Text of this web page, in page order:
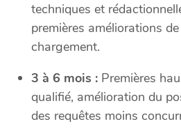
techniques et
premières améliorations
chargement.
3 à 6 mois : Premières
qualifié, amélioration du
des requêtes moins